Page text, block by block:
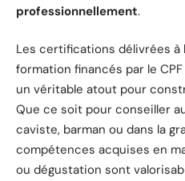
professionnellement.
Les certifications délivrées à
formation financés par le
un véritable atout pour
Que ce soit pour conseiller
caviste, barman ou dans la
compétences acquises en
ou dégustation sont